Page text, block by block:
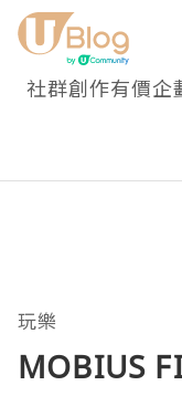
社群創作有價企
玩樂
MOBIUS